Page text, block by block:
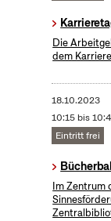
Die
dem
18.10.2023
10:15 bis
Eintritt frei
Im Zentrum